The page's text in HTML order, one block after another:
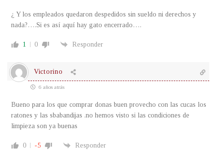
¿ Y los empleados quedaron despedidos sin sueldo ni derechos y
nada?….Si es así aquí hay gato encerrado….
1 0 Responder
Victorino
6 años atrás
Bueno para los que comprar donas buen provecho con las cucas los
ratones y las sbabandijas .no hemos visto si las condiciones de
limpieza son ya buenas
0 -5 Responder